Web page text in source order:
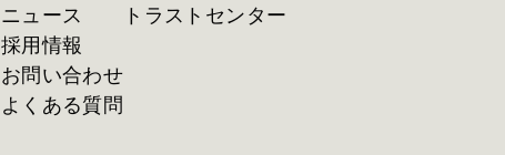
ニュース
採用情報
お問い合わせ
よくある質問
トラストセンター